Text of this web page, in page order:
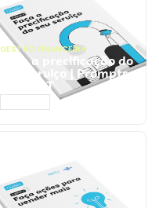
GESTÃO FINANCEIRA
Faça a precificação do
seu serviço | Prompts
ChatGPT